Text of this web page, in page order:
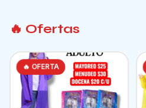
🔥 Ofertas
🔥 OFERTA